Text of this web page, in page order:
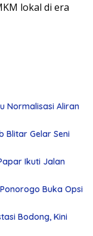
lokal di era
Normalisasi Aliran
Blitar Gelar Seni
Ikuti Jalan
Buka Opsi
Bodong, Kini